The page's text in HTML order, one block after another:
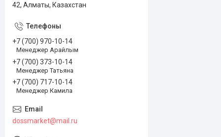
42, Алматы, Казахстан
+7 (700) 970-10-14
Менеджер Арайлым
+7 (700) 373-10-14
Менеджер Татьяна
+7 (700) 717-10-14
Менеджер Камила
dossmarket@mail.ru